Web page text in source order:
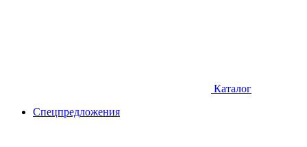
Каталог
Спецпредложения